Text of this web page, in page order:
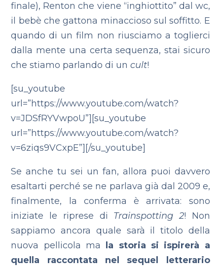
finale), Renton che viene “inghiottito” dal wc,
il bebè che gattona minaccioso sul soffitto. E
quando di un film non riusciamo a toglierci
dalla mente una certa sequenza, stai sicuro
che stiamo parlando di uncult!
[su_youtube
url=”https://www.youtube.com/watch?
v=JDSfRYVwpoU”][su_youtube
url=”https://www.youtube.com/watch?
v=6ziqs9VCxpE”][/su_youtube]
Se anche tu sei un fan, allora puoi davvero
esaltarti perché se ne parlava già dal 2009 e,
finalmente, la conferma è arrivata: sono
iniziate le riprese di Trainspotting 2! Non
sappiamo ancora quale sarà il titolo della
nuova pellicola ma
la storia si ispirerà a
quella raccontata nel sequel letterario